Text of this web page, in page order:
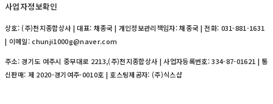
사업자정보확인
상호: (주)천지종합상사 | 대표: 채종국 | 개인정보관리책임자: 채종국 | 전화: 031-881-1631
| 이메일: chunji1000g@naver.com
주소: 경기도 여주시 중부대로 2213,(주)천지종합상사 | 사업자등록번호:334-87-01621 | 통
신판매: 제 2020-경기여주-0010호 | 호스팅제공자: (주)식스샵